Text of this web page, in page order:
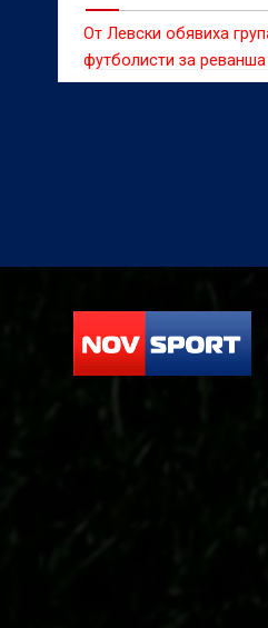
От Левски обявиха
футболисти за реванша
срещу първенеца на